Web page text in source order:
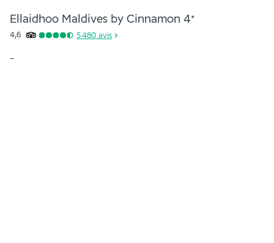
Ellaidhoo Maldives by Cinnamon 4*
4,6 5 480 avis
-